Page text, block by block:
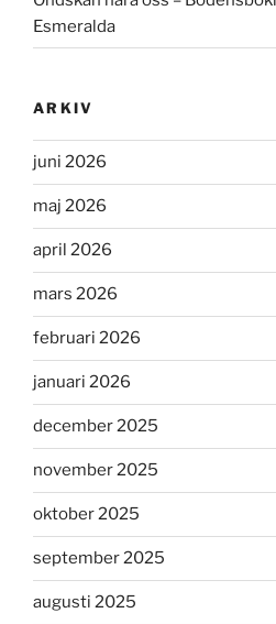
Esmeralda
ARKIV
juni 2026
maj 2026
april 2026
mars 2026
februari 2026
januari 2026
december 2025
november 2025
oktober 2025
september 2025
augusti 2025